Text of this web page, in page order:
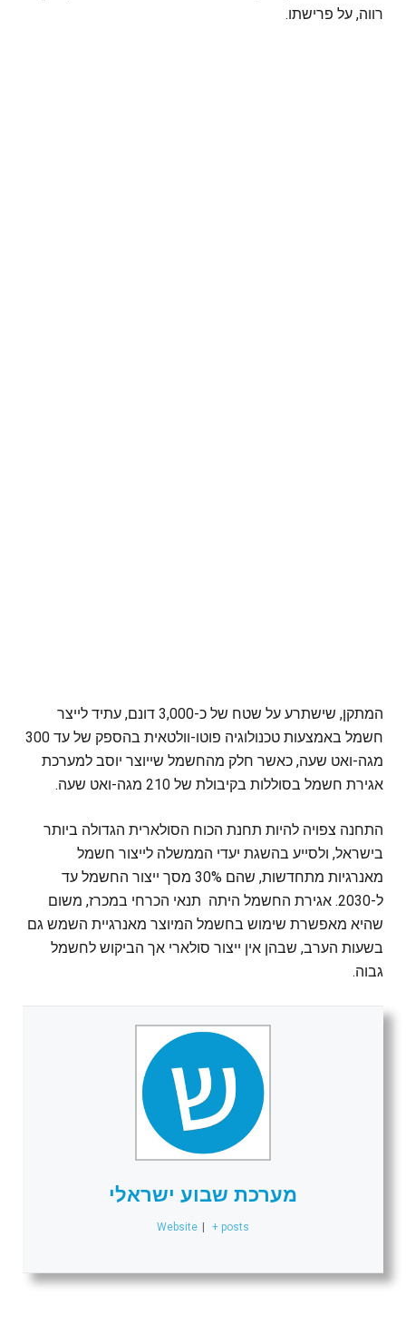
רווה, על פרישתו.
המתקן, שישתרע על שטח של כ-3,000 דונם, עתיד לייצר
חשמל באמצעות טכנולוגיה פוטו-וולטאית בהספק של עד 300
מגה-ואט שעה, כאשר חלק מהחשמל שייוצר יוסב למערכת
אגירת חשמל בסוללות בקיבולת של 210 מגה-ואט שעה.
התחנה צפויה להיות תחנת הכוח הסולארית הגדולה ביותר
בישראל, ולסייע בהשגת יעדי הממשלה לייצור חשמל
מאנרגיות מתחדשות, שהם 30% מסך ייצור החשמל עד
ל-2030. אגירת החשמל היתה תנאי הכרחי במכרז, משום
שהיא מאפשרת שימוש בחשמל המיוצר מאנרגיית השמש גם
בשעות הערב, שבהן אין ייצור סולארי אך הביקוש לחשמל
גבוה.
מערכת שבוע ישראלי
Website + posts